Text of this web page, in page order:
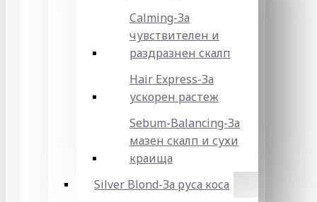
Calming-За
чувствителен и
раздразнен скалп
Hair Express-За
ускорен растеж
Sebum-Balancing-За
мазен скалп и сухи
краища
Silver Blond-За руса коса